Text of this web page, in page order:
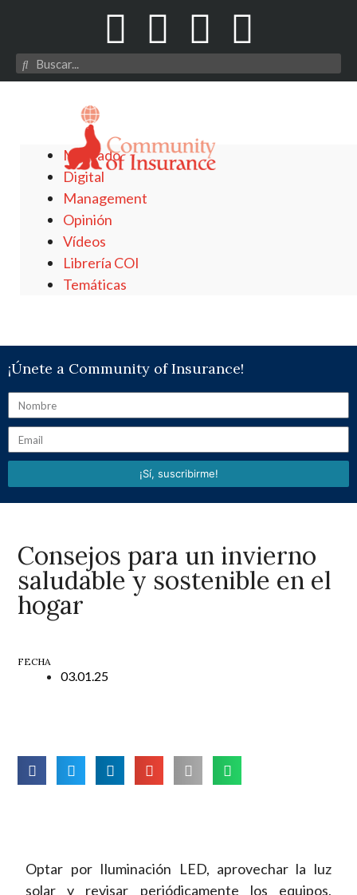
Mercado
Digital
Management
Opinión
Vídeos
Librería COI
Temáticas
¡Únete a Community of Insurance!
¡Sí, suscribirme!
Consejos para un invierno
saludable y sostenible en el
hogar
FECHA
03.01.25
Optar por Iluminación LED, aprovechar la luz
solar y revisar periódicamente los equipos,